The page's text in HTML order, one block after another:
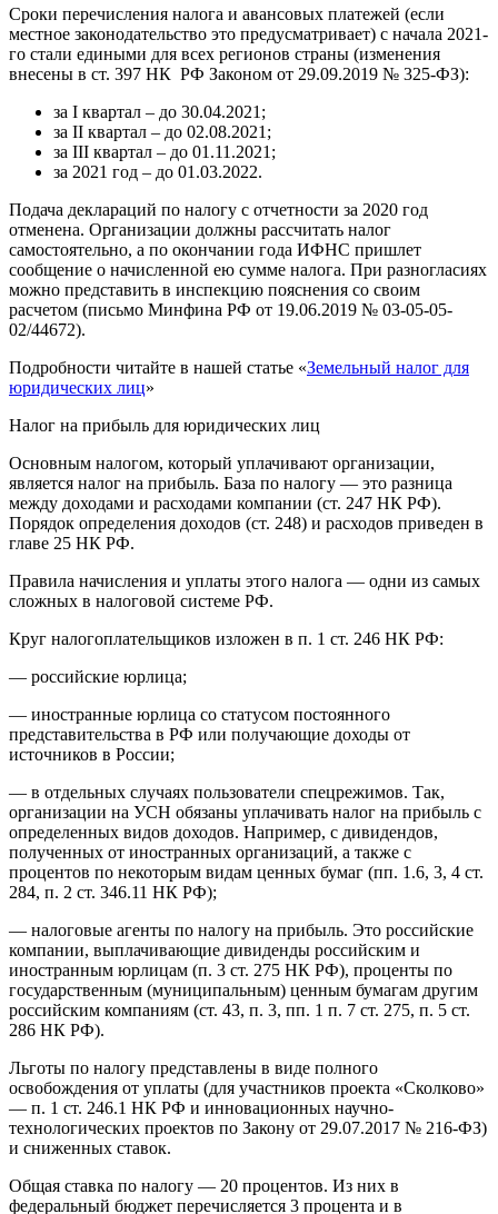
Сроки перечисления налога и авансовых платежей (если
местное законодательство это предусматривает) с начала 2021-
го стали едиными для всех регионов страны (изменения
внесены в ст. 397 НК РФ Законом от 29.09.2019 № 325-ФЗ):
за I квартал – до 30.04.2021;
за II квартал – до 02.08.2021;
за III квартал – до 01.11.2021;
за 2021 год – до 01.03.2022.
Подача деклараций по налогу с отчетности за 2020 год
отменена. Организации должны рассчитать налог
самостоятельно, а по окончании года ИФНС пришлет
сообщение о начисленной ею сумме налога. При разногласиях
можно представить в инспекцию пояснения со своим
расчетом (письмо Минфина РФ от 19.06.2019 № 03-05-05-
02/44672).
Подробности читайте в нашей статье «Земельный налог для
юридических лиц»
Налог на прибыль для юридических лиц
Основным налогом, который уплачивают организации,
является налог на прибыль. База по налогу — это разница
между доходами и расходами компании (ст. 247 НК РФ).
Порядок определения доходов (ст. 248) и расходов приведен в
главе 25 НК РФ.
Правила начисления и уплаты этого налога — одни из самых
сложных в налоговой системе РФ.
Круг налогоплательщиков изложен в п. 1 ст. 246 НК РФ:
— российские юрлица;
— иностранные юрлица со статусом постоянного
представительства в РФ или получающие доходы от
источников в России;
— в отдельных случаях пользователи спецрежимов. Так,
организации на УСН обязаны уплачивать налог на прибыль с
определенных видов доходов. Например, с дивидендов,
полученных от иностранных организаций, а также с
процентов по некоторым видам ценных бумаг (пп. 1.6, 3, 4 ст.
284, п. 2 ст. 346.11 НК РФ);
— налоговые агенты по налогу на прибыль. Это российские
компании, выплачивающие дивиденды российским и
иностранным юрлицам (п. 3 ст. 275 НК РФ), проценты по
государственным (муниципальным) ценным бумагам другим
российским компаниям (ст. 43, п. 3, пп. 1 п. 7 ст. 275, п. 5 ст.
286 НК РФ).
Льготы по налогу представлены в виде полного
освобождения от уплаты (для участников проекта «Сколково»
— п. 1 ст. 246.1 НК РФ и инновационных научно-
технологических проектов по Закону от 29.07.2017 № 216-ФЗ)
и сниженных ставок.
Общая ставка по налогу — 20 процентов. Из них в
федеральный бюджет перечисляется 3 процента и в